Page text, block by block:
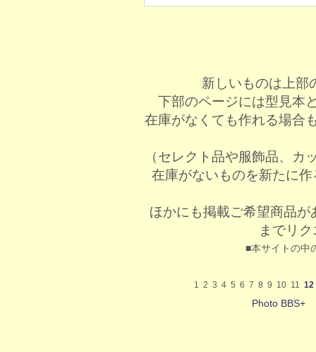
新しいものは上部
下部のページには型見本
在庫がなくても作れる場合
（セレクト品や服飾品、
在庫がないものを新たに
ほかにも掲載ご希望商品が
までリ
■本サイトの中
1 2 3 4 5 6 7 8 9 10 11 12
Photo BBS+